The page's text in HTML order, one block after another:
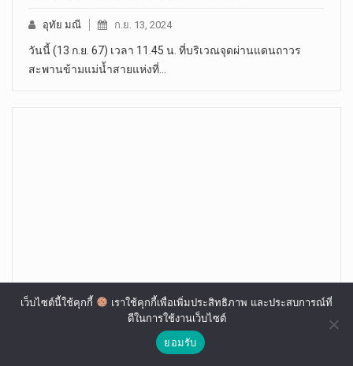
อุทัย มณี ก.ย. 13, 2024
วันนี้ (13 ก.ย. 67) เวลา 11.45 น. ที่บริเวณจุดผ่านแดนถาวร
สะพานข้ามแม่น้ำสายแห่งที่…
อำเภอศรีสัชนาลัย “ซ่อม-สร้าง” บ้านผู้ยากไร้เฉลิม
มิ.ย. 24, 2024
เว็บไซต์นี้ใช้คุกกี้
เราใช้คุกกี้เพื่อเพิ่มประสิทธิภาพ และประสบการณ์ที่
ดีในการใช้งานเว็บไซต์
ยอมรับ